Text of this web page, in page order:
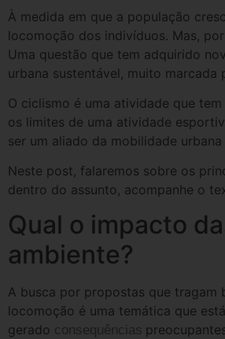
À medida em que a população
locomoção dos indivíduos. Mas,
Uma questão que tem adquirido
urbana sustentável, muito marcada
O ciclismo é uma atividade que
os limites de uma atividade
ser um aliado da mobilidade
Neste post, falaremos sobre os
dentro do assunto, acompanhe o
Qual o impacto
ambiente?
A busca por propostas que tragam
locomoção é uma temática que
gerado consequências